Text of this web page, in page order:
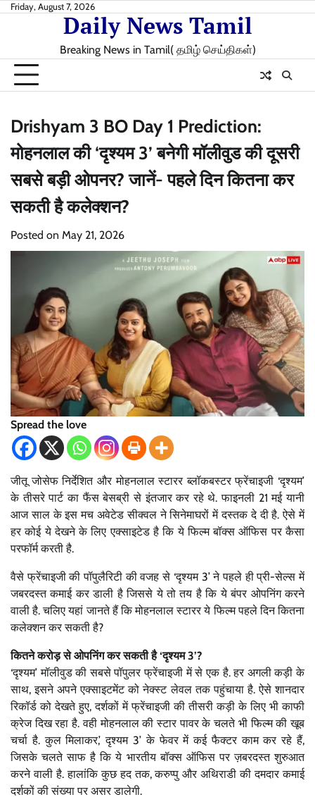
SkipFriday, August 7, 2026
Daily News Tamil
Breaking News in Tamil( தமிழ் செய்திகள்)
Drishyam 3 BO Day 1 Prediction:
मोहनलाल की ‘दृश्यम 3’ बनेगी मॉलीवुड की दूसरी
सबसे बड़ी ओपनर? जानें- पहले दिन कितना कर
सकती है कलेक्शन?
Posted on May 21, 2026
Spread the love
जीतू जोसेफ निर्देशित और मोहनलाल स्टारर ब्लॉकबस्टर फ्रेंचाइजी ‘दृश्यम’
के तीसरे पार्ट का फैंस बेसब्री से इंतजार कर रहे थे. फाइनली 21 मई यानी
आज साल के इस मच अवेटेड सीक्वल ने सिनेमाघरों में दस्तक दे दी है. ऐसे में
हर कोई ये देखने के लिए एक्साइटेड है कि ये फिल्म बॉक्स ऑफिस पर कैसा
परफॉर्म करती है.
वैसे फ्रेंचाइजी की पॉपुलैरिटी की वजह से ‘दृश्यम 3’ ने पहले ही प्री-सेल्स में
जबरदस्त कमाई कर डाली है जिससे ये तो तय है कि ये बंपर ओपनिंग करने
वाली है. चलिए यहां जानते हैं कि मोहनलाल स्टारर ये फिल्म पहले दिन कितना
कलेक्शन कर सकती है?
कितने करोड़ से ओपनिंग कर सकती है ‘दृश्यम 3’?
‘दृश्यम’ मॉलीवुड की सबसे पॉपुलर फ्रेंचाइजी में से एक है. हर अगली कड़ी के
साथ, इसने अपने एक्साइटमेंट को नेक्स्ट लेवल तक पहुंचाया है. ऐसे शानदार
रिकॉर्ड को देखते हुए, दर्शकों में फ्रेंचाइजी की तीसरी कड़ी के लिए भी काफी
क्रेज दिख रहा है. वही मोहनलाल की स्टार पावर के चलते भी फिल्म की खूब
चर्चा है. कुल मिलाकर,’ दृश्यम 3’ के फेवर में कई फैक्टर काम कर रहे हैं,
जिसके चलते साफ है कि ये भारतीय बॉक्स ऑफिस पर ज़बरदस्त शुरुआत
करने वाली है. हालांकि कुछ हद तक, करुप्पु और अथिराडी की दमदार कमाई
दर्शकों की संख्या पर असर डालेगी.